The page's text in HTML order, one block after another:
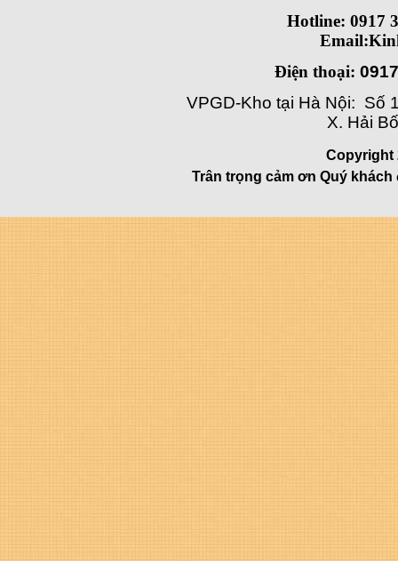
Hotline: 0917
Điện thoại:
VPGD-Kho tại Hà Nội: Số
X. Hải
Copyright
Trân trọng cảm ơn Quý